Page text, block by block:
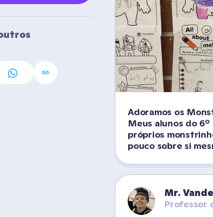
Adoramos os
Meus alunos do
próprios
pouco sobre si
Mr.
Professor